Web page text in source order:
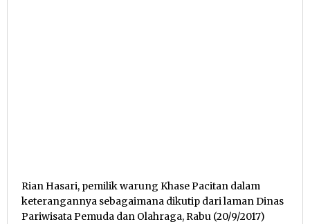
Rian Hasari, pemilik warung Khase Pacitan dalam
keterangannya sebagaimana dikutip dari laman Dinas
Pariwisata Pemuda dan Olahraga, Rabu (20/9/2017)